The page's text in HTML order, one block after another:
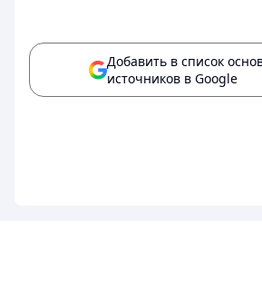
Добавить в список
источников в Google